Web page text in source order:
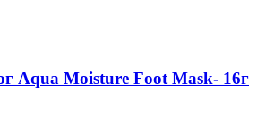
Aqua Moisture Foot Mask- 16г